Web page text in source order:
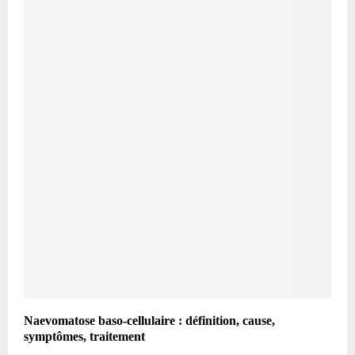
Naevomatose baso-cellulaire : définition, cause,
symptômes, traitement